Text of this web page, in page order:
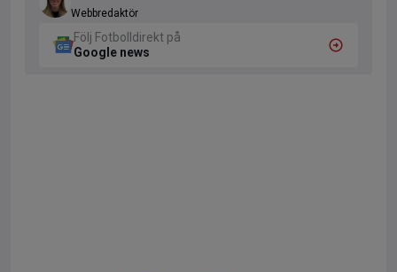
Webbredaktör
Följ Fotbolldirekt på
Google news